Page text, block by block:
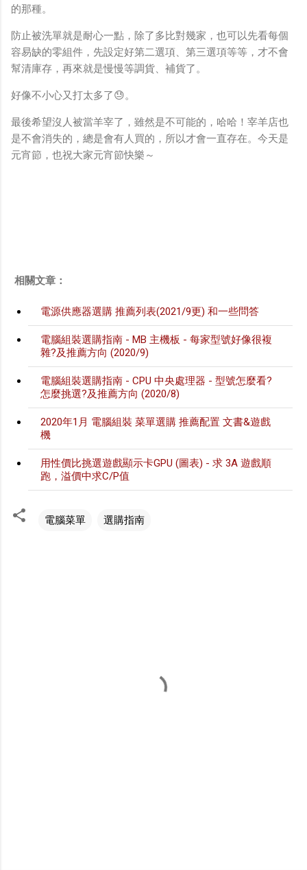
的那種。
防止被洗單就是耐心一點，除了多比對幾家，也可以先看每個
容易缺的零組件，先設定好第二選項、第三選項等等，才不會
幫清庫存，再來就是慢慢等調貨、補貨了。
好像不小心又打太多了😓。
最後希望沒人被當羊宰了，雖然是不可能的，哈哈！宰羊店也
是不會消失的，總是會有人買的，所以才會一直存在。今天是
元宵節，也祝大家元宵節快樂～
相關文章：
電源供應器選購 推薦列表(2021/9更) 和一些問答
電腦組裝選購指南 - MB 主機板 - 每家型號好像很複
雜?及推薦方向 (2020/9)
電腦組裝選購指南 - CPU 中央處理器 - 型號怎麼看?
怎麼挑選?及推薦方向 (2020/8)
2020年1月 電腦組裝 菜單選購 推薦配置 文書&遊戲
機
用性價比挑選遊戲顯示卡GPU (圖表) - 求 3A 遊戲順
跑，溢價中求C/P值
電腦菜單 選購指南